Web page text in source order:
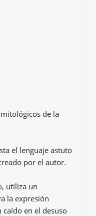
de la
el lenguaje astuto
por el autor.
utiliza un
la expresión
caído en el desuso